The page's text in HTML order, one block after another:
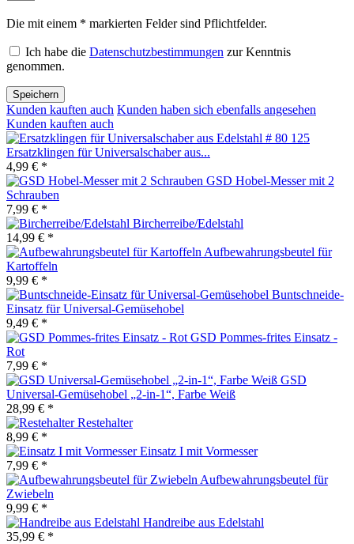
Die mit einem * markierten Felder sind Pflichtfelder.
Ich habe die Datenschutzbestimmungen zur Kenntnis
genommen.
Speichern
Kunden kauften auch Kunden haben sich ebenfalls angesehen
Kunden kauften auch
Ersatzklingen für Universalschaber aus...
4,99 € *
GSD Hobel-Messer mit 2
Schrauben
7,99 € *
Bircherreibe/Edelstahl
14,99 € *
Aufbewahrungsbeutel für
Kartoffeln
9,99 € *
Buntschneide-
Einsatz für Universal-Gemüsehobel
9,49 € *
GSD Pommes-frites Einsatz -
Rot
7,99 € *
GSD
Universal-Gemüsehobel „2-in-1“, Farbe Weiß
28,99 € *
Restehalter
8,99 € *
Einsatz I mit Vormesser
7,99 € *
Aufbewahrungsbeutel für
Zwiebeln
9,99 € *
Handreibe aus Edelstahl
35,99 € *